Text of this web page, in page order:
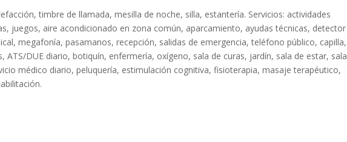
timbre de llamada, mesilla de noche, silla, estantería. Servicios: actividades
juegos, aire acondicionado en zona común, aparcamiento, ayudas técnicas, detector
megafonía, pasamanos, recepción, salidas de emergencia, teléfono público, capilla,
ATS/DUE diario, botiquín, enfermería, oxígeno, sala de curas, jardín, sala de estar, sala
médico diario, peluquería, estimulación cognitiva, fisioterapia, masaje terapéutico,